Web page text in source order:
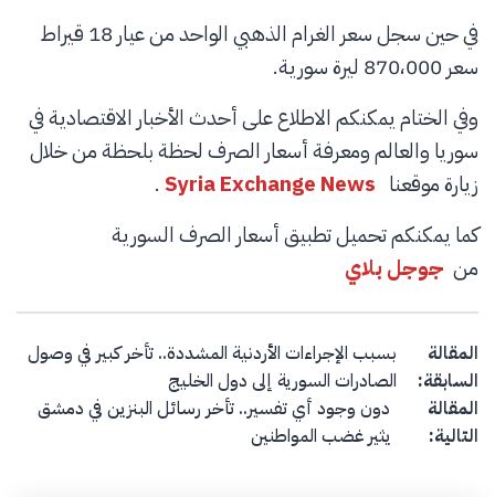
في حين سجل سعر الغرام الذهبي الواحد من عيار 18 قيراط
سعر 870،000 ليرة سورية.
وفي الختام يمكنكم الاطلاع على أحدث الأخبار الاقتصادية في
سوريا والعالم ومعرفة أسعار الصرف لحظة بلحظة من خلال
زيارة موقعنا Syria Exchange News
.
كما يمكنكم تحميل تطبيق أسعار الصرف السورية
من جوجل بلاي
Post navigation
المقالة
السابقة:
بسبب الإجراءات الأردنية المشددة.. تأخر كبير في وصول
الصادرات السورية إلى دول الخليج
المقالة
التالية:
دون وجود أي تفسير.. تأخر رسائل البنزين في دمشق
يثير غضب المواطنين